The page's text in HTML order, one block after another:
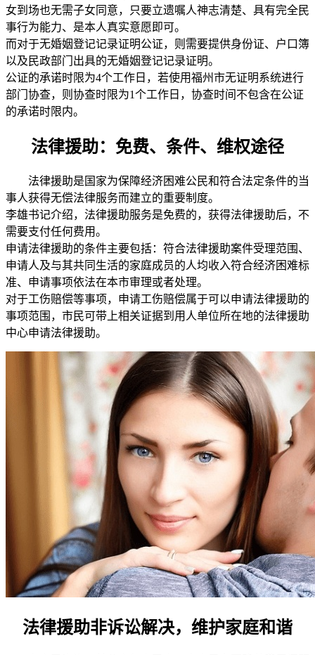
女到场也无需子女同意，只要立遗嘱人神志清楚、具有完全民
事行为能力、是本人真实意愿即可。
而对于无婚姻登记记录证明公证，则需要提供身份证、户口簿
以及民政部门出具的无婚姻登记记录证明。
公证的承诺时限为4个工作日，若使用福州市无证明系统进行
部门协查，则协查时限为1个工作日，协查时间不包含在公证
的承诺时限内。
法律援助：免费、条件、维权途径
法律援助是国家为保障经济困难公民和符合法定条件的当
事人获得无偿法律服务而建立的重要制度。
李雄书记介绍，法律援助服务是免费的，获得法律援助后，不
需要支付任何费用。
申请法律援助的条件主要包括：符合法律援助案件受理范围、
申请人及与其共同生活的家庭成员的人均收入符合经济困难标
准、申请事项依法在本市审理或者处理。
对于工伤赔偿等事项，申请工伤赔偿属于可以申请法律援助的
事项范围，市民可带上相关证据到用人单位所在地的法律援助
中心申请法律援助。
法律援助非诉讼解决，维护家庭和谐